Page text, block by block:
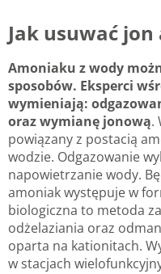
Jak usuwać
Amoniaku z wody
sposobów. Eksperci
wymieniają:
oraz wymianę jonową.
powiązany z postacią
wodzie. Odgazowanie
napowietrzanie wody.
amoniak występuje w
biologiczna to metoda
odżelaziania oraz
oparta na kationitach.
w stacjach